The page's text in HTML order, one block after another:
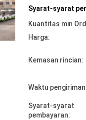
Syarat-syarat
Kuantitas min
Harga:
Kemasan rincian:
Waktu
Syarat-syarat
pembayaran: